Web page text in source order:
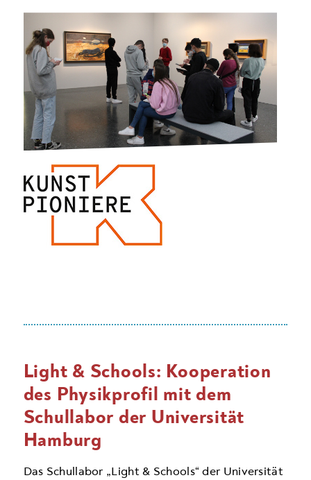
Light & Schools: Kooperation
des Physikprofil mit dem
Schullabor der Universität
Hamburg
Das Schullabor „Light & Schools“ der Universität